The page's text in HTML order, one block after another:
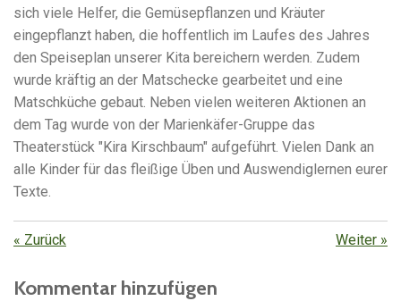
sich viele Helfer, die Gemüsepflanzen und Kräuter
eingepflanzt haben, die hoffentlich im Laufes des Jahres
den Speiseplan unserer Kita bereichern werden. Zudem
wurde kräftig an der Matschecke gearbeitet und eine
Matschküche gebaut. Neben vielen weiteren Aktionen an
dem Tag wurde von der Marienkäfer-Gruppe das
Theaterstück "Kira Kirschbaum" aufgeführt. Vielen Dank an
alle Kinder für das fleißige Üben und Auswendiglernen eurer
Texte.
« Zurück Weiter »
Kommentar hinzufügen